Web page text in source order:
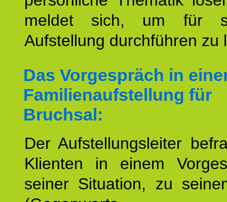
meldet sich, um für
Aufstellung durchführen zu
Das Vorgespräch in
Familienaufstellung für
Bruchsal:
Der Aufstellungsleiter
Klienten in einem
seiner Situation, zu